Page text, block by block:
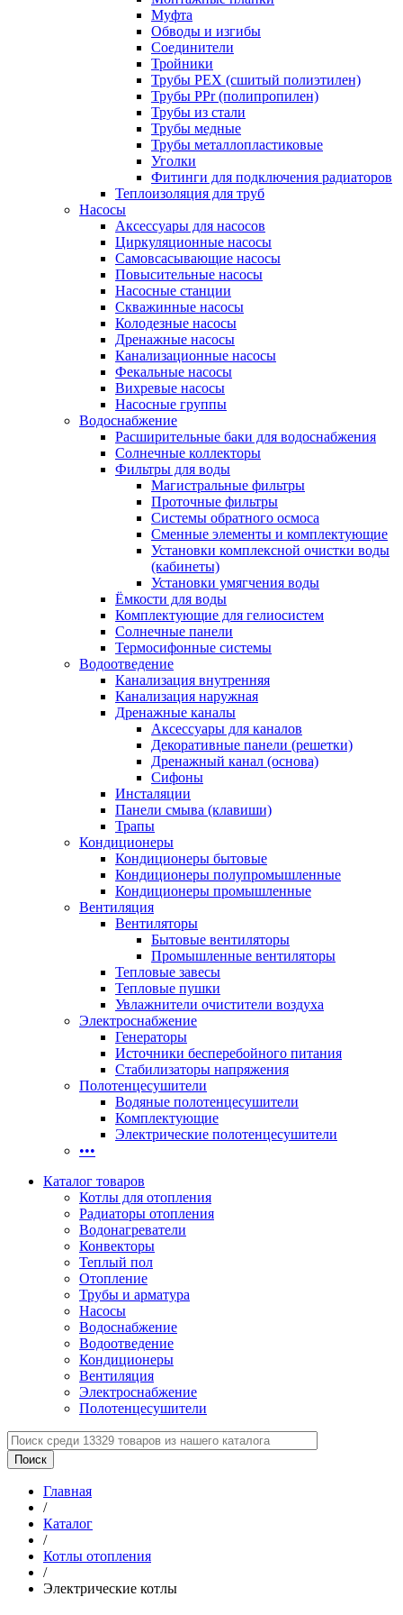
Муфта
Обводы и изгибы
Соединители
Тройники
Трубы PEX (сшитый полиэтилен)
Трубы PPr (полипропилен)
Трубы из стали
Трубы медные
Трубы металлопластиковые
Уголки
Фитинги для подключения радиаторов
Теплоизоляция для труб
Насосы
Аксессуары для насосов
Циркуляционные насосы
Самовсасывающие насосы
Повысительные насосы
Насосные станции
Скважинные насосы
Колодезные насосы
Дренажные насосы
Канализационные насосы
Фекальные насосы
Вихревые насосы
Насосные группы
Водоснабжение
Расширительные баки для водоснабжения
Солнечные коллекторы
Фильтры для воды
Магистральные фильтры
Проточные фильтры
Системы обратного осмоса
Сменные элементы и комплектующие
Установки комплексной очистки воды
(кабинеты)
Установки умягчения воды
Ёмкости для воды
Комплектующие для гелиосистем
Солнечные панели
Термосифонные системы
Водоотведение
Канализация внутренняя
Канализация наружная
Дренажные каналы
Аксессуары для каналов
Декоративные панели (решетки)
Дренажный канал (основа)
Сифоны
Инсталяции
Панели смыва (клавиши)
Трапы
Кондиционеры
Кондиционеры бытовые
Кондиционеры полупромышленные
Кондиционеры промышленные
Вентиляция
Вентиляторы
Бытовые вентиляторы
Промышленные вентиляторы
Тепловые завесы
Тепловые пушки
Увлажнители очистители воздуха
Электроснабжение
Генераторы
Источники бесперебойного питания
Стабилизаторы напряжения
Полотенцесушители
Водяные полотенцесушители
Комплектующие
Электрические полотенцесушители
•••
Каталог товаров
Котлы для отопления
Радиаторы отопления
Водонагреватели
Конвекторы
Теплый пол
Отопление
Трубы и арматура
Насосы
Водоснабжение
Водоотведение
Кондиционеры
Вентиляция
Электроснабжение
Полотенцесушители
Главная
/
Каталог
/
Котлы отопления
/
Электрические котлы